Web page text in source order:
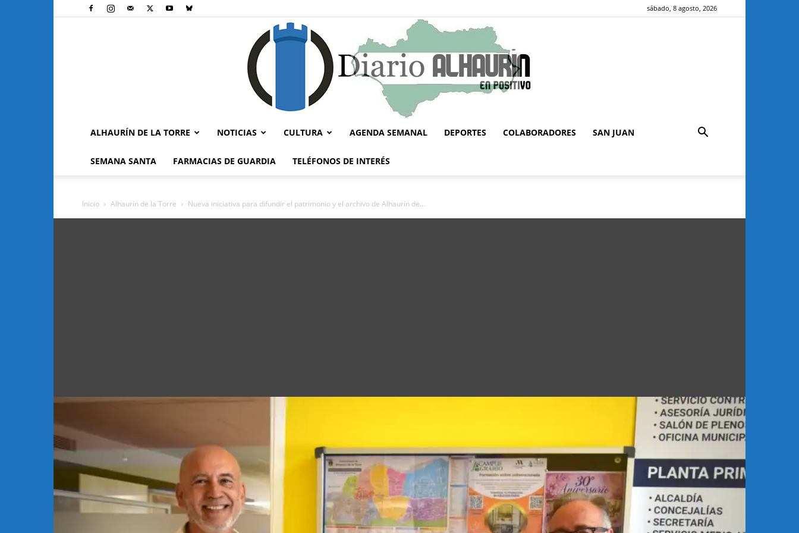
sábado, 8 agosto, 2026
ALHAURÍN DE LA TORRE NOTICIAS CULTURA AGENDA SEMANAL DEPORTES COLABORADORES SAN JUAN
SEMANA SANTA FARMACIAS DE GUARDIA TELÉFONOS DE INTERÉS
Inicio Alhaurín de la Torre Nueva iniciativa para difundir el patrimonio y el archivo de Alhaurín de...